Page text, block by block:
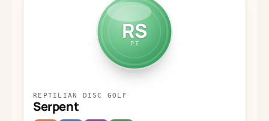
RS
PT
REPTILIAN DISC GOLF
Serpent